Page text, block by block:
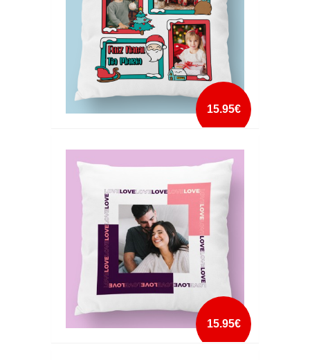
15.95€
mais info
add à lista
15.95€